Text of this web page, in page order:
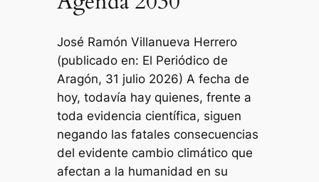
José Ramón Villanueva Herrero
(publicado en: El Periódico de
Aragón, 31 julio 2026) A fecha de
hoy, todavía hay quienes, frente a
toda evidencia científica, siguen
negando las fatales consecuencias
del evidente cambio climático que
afectan a la humanidad en su